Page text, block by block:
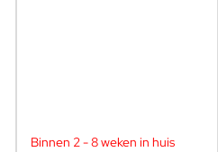
Binnen 2 - 8 weken in huis